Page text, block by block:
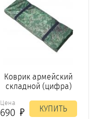
Коврик армейский
складной (цифра)
Цена
690 КУПИТЬ